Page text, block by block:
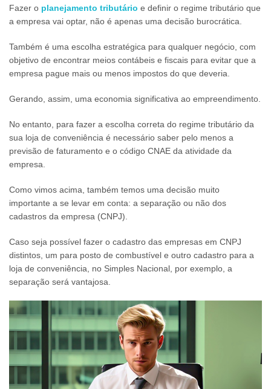
Fazer o planejamento tributário e definir o regime tributário que
a empresa vai optar, não é apenas uma decisão burocrática.
Também é uma escolha estratégica para qualquer negócio, com
objetivo de encontrar meios contábeis e fiscais para evitar que a
empresa pague mais ou menos impostos do que deveria.
Gerando, assim, uma economia significativa ao empreendimento.
No entanto, para fazer a escolha correta do regime tributário da
sua loja de conveniência é necessário saber pelo menos a
previsão de faturamento e o código CNAE da atividade da
empresa.
Como vimos acima, também temos uma decisão muito
importante a se levar em conta: a separação ou não dos
cadastros da empresa (CNPJ).
Caso seja possível fazer o cadastro das empresas em CNPJ
distintos, um para posto de combustível e outro cadastro para a
loja de conveniência, no Simples Nacional, por exemplo, a
separação será vantajosa.